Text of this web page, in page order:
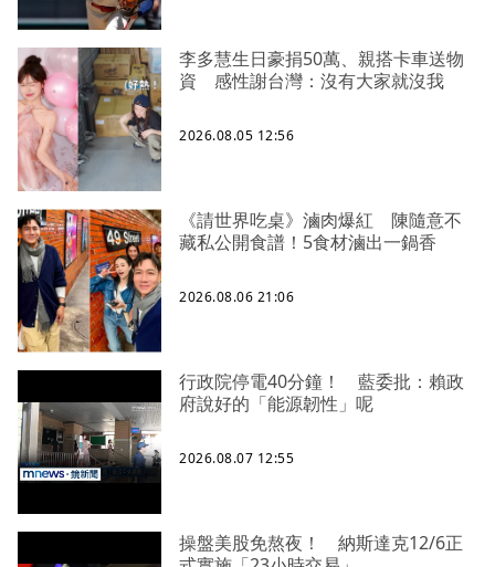
李多慧生日豪捐50萬、親搭卡車送物
資 感性謝台灣：沒有大家就沒我
2026.08.05 12:56
《請世界吃桌》滷肉爆紅 陳隨意不
藏私公開食譜！5食材滷出一鍋香
2026.08.06 21:06
行政院停電40分鐘！ 藍委批：賴政
府說好的「能源韌性」呢
2026.08.07 12:55
操盤美股免熬夜！ 納斯達克12/6正